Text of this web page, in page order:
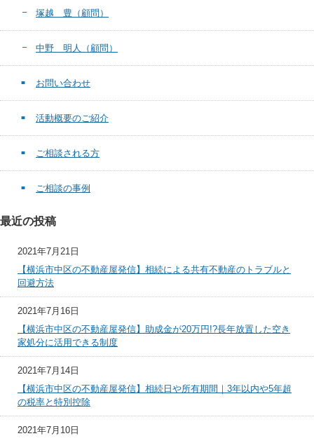
塚越 豊（顧問）
中野 明人（顧問）
お問い合わせ
活動概要のご紹介
ご相談される方
ご相談の事例
最近の投稿
2021年7月21日
【横浜市中区の不動産屋発信】相続による共有不動産のトラブルと
回避方法
2021年7月16日
【横浜市中区の不動産屋発信】助成金が20万円!?長年放置した空き
家処分に活用できる制度
2021年7月14日
【横浜市中区の不動産屋発信】相続日や所有期間｜3年以内や5年超
の税率と特別控除
2021年7月10日